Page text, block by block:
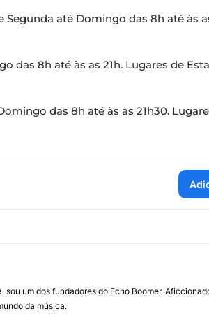
Segunda até Domingo das 8h até às
das 8h até às as 21h. Lugares de
das 8h até às as 21h30.
um dos fundadores do Echo Boomer.
da música.